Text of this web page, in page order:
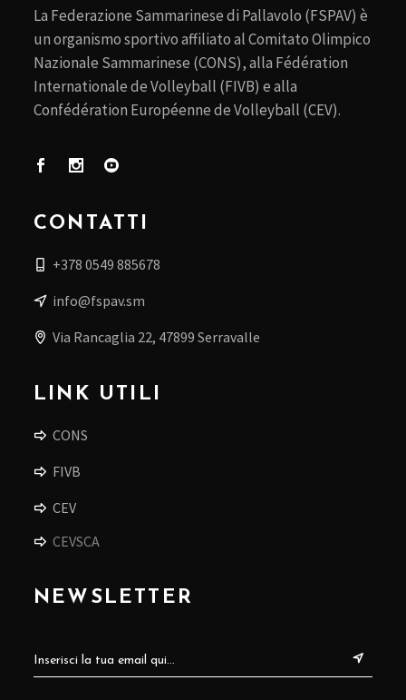
La Federazione Sammarinese di Pallavolo (FSPAV) è
un organismo sportivo affiliato al Comitato Olimpico
Nazionale Sammarinese (CONS), alla Fédération
Internationale de Volleyball (FIVB) e alla
Confédération Européenne de Volleyball (CEV).
CONTATTI
+378 0549 885678
info@fspav.sm
Via Rancaglia 22, 47899 Serravalle
LINK UTILI
CONS
FIVB
CEV
CEVSCA
NEWSLETTER